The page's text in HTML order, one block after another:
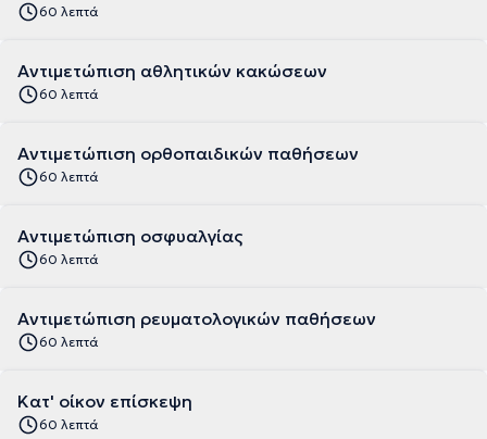
60 λεπτά
Αντιμετώπιση αθλητικών κακώσεων
60 λεπτά
Αντιμετώπιση ορθοπαιδικών παθήσεων
60 λεπτά
Αντιμετώπιση οσφυαλγίας
60 λεπτά
Αντιμετώπιση ρευματολογικών παθήσεων
60 λεπτά
Κατ' οίκον επίσκεψη
60 λεπτά